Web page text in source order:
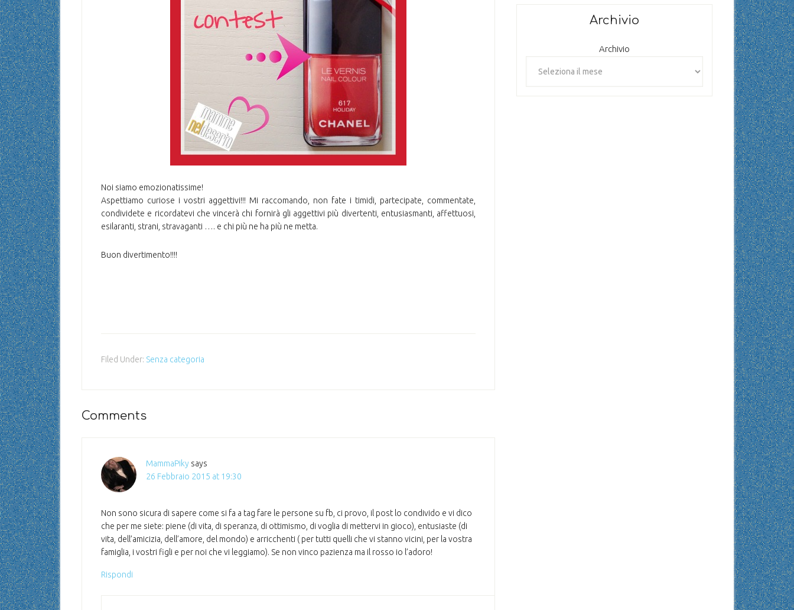
Noi siamo emozionatissime!
Aspettiamo curiose i vostri aggettivi!!! Mi raccomando, non fate i timidi, partecipate, commentate,
condividete e ricordatevi che vincerà chi fornirà gli aggettivi più divertenti, entusiasmanti, affettuosi,
esilaranti, strani, stravaganti …. e chi più ne ha più ne metta.
Buon divertimento!!!!
Filed Under: Senza categoria
Comments
MammaPiky says
26 Febbraio 2015 at 19:30
Non sono sicura di sapere come si fa a tag fare le persone su fb, ci provo, il post lo condivido e vi dico
che per me siete: piene (di vita, di speranza, di ottimismo, di voglia di mettervi in gioco), entusiaste (di
vita, dell’amicizia, dell’amore, del mondo) e arricchenti ( per tutti quelli che vi stanno vicini, per la vostra
famiglia, i vostri figli e per noi che vi leggiamo). Se non vinco pazienza ma il rosso io l’adoro!
Rispondi
Archivio
Archivio